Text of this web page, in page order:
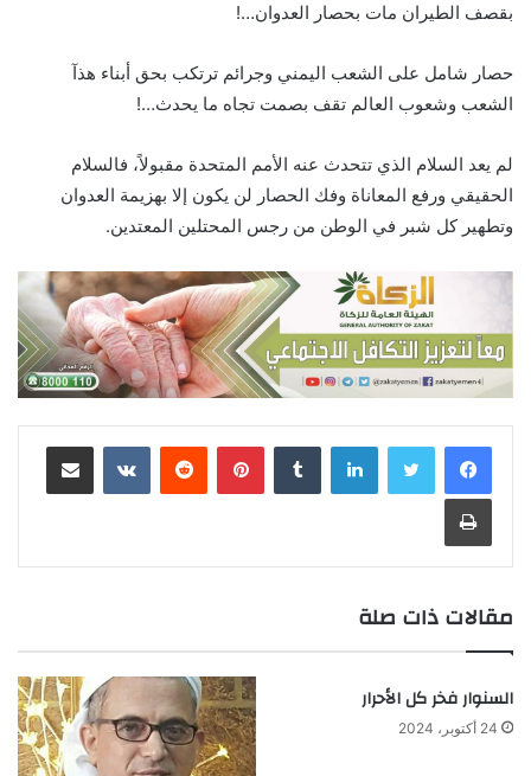
بقصف الطيران مات بحصار العدوان…!
حصار شامل على الشعب اليمني وجرائم ترتكب بحق أبناء هذآ
الشعب وشعوب العالم تقف بصمت تجاه ما يحدث…!
لم يعد السلام الذي تتحدث عنه الأمم المتحدة مقبولاً، فالسلام
الحقيقي ورفع المعاناة وفك الحصار لن يكون إلا بهزيمة العدوان
وتطهير كل شبر في الوطن من رجس المحتلين المعتدين.
لينكدإن بينتيريست
مقالات ذات صلة
السنوار فخر كل الأحرار
24 أكتوبر، 2024